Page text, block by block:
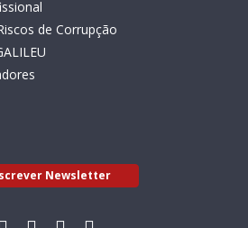
de Corrupção
Newsletter